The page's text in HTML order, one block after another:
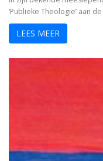
‘Publieke Theologie’ aan
LEES MEER